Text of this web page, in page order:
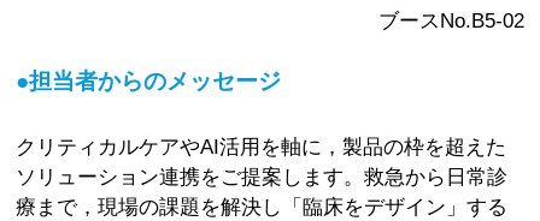
ブースNo.B5-02
●担当者からのメッセージ
クリティカルケアやAI活用を軸に，製品の枠を超えた
ソリューション連携をご提案します。救急から日常診
療まで，現場の課題を解決し「臨床をデザイン」する